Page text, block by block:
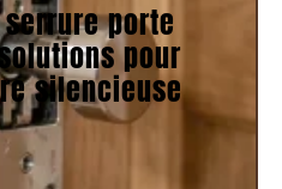
porte
pour
silencieuse